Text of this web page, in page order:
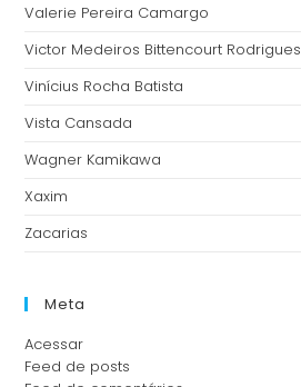
Valerie Pereira Camargo
Victor Medeiros Bittencourt Rodrigues
Vinícius Rocha Batista
Vista Cansada
Wagner Kamikawa
Xaxim
Zacarias
Meta
Acessar
Feed de posts